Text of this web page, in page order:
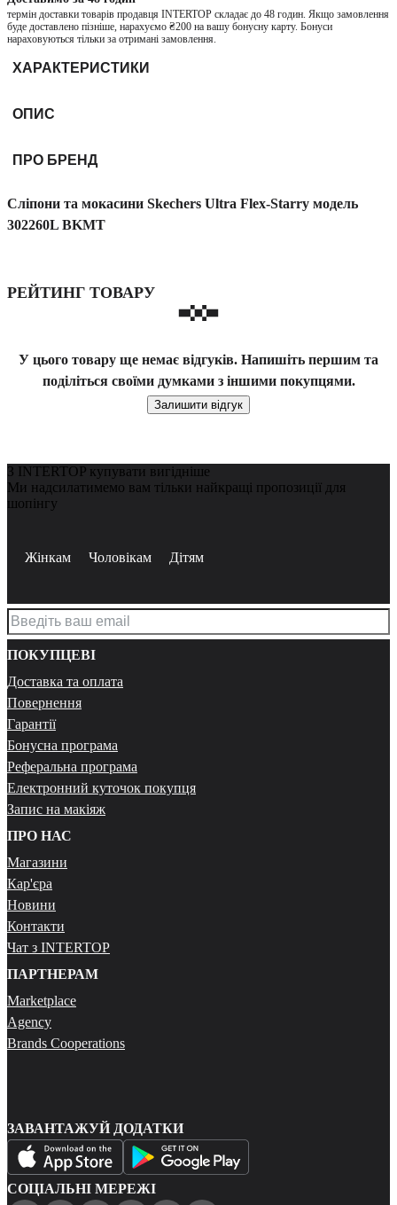
термін доставки товарів продавця INTERTOP складає до 48 годин. Якщо замовлення
буде доставлено пізніше, нарахуємо ₴200 на вашу бонусну карту. Бонуси
нараховуються тільки за отримані замовлення.
ХАРАКТЕРИСТИКИ
ОПИС
ПРО БРЕНД
Сліпони та мокасини Skechers Ultra Flex-Starry модель
302260L BKMT
РЕЙТИНГ ТОВАРУ
У цього товару ще немає відгуків. Напишіть першим та
поділіться своїми думками з іншими покупцями.
Залишити відгук
З INTERTOP купувати вигідніше
Ми надсилатимемо вам тільки найкращі пропозиції для
шопінгу
Жінкам Чоловікам Дітям
ПОКУПЦЕВІ
Доставка та оплата
Повернення
Гарантії
Бонусна програма
Реферальна програма
Електронний куточок покупця
Запис на макіяж
ПРО НАС
Магазини
Кар'єра
Новини
Контакти
Чат з INTERTOP
ПАРТНЕРАМ
Marketplace
Agency
Brands Cooperations
ЗАВАНТАЖУЙ ДОДАТКИ
СОЦІАЛЬНІ МЕРЕЖІ